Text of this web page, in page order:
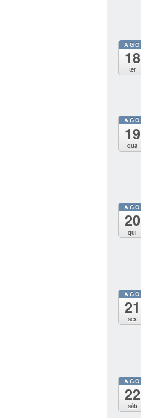
AGO
18
ter
AGO
19
qua
AGO
20
qui
AGO
21
sex
AGO
22
sáb